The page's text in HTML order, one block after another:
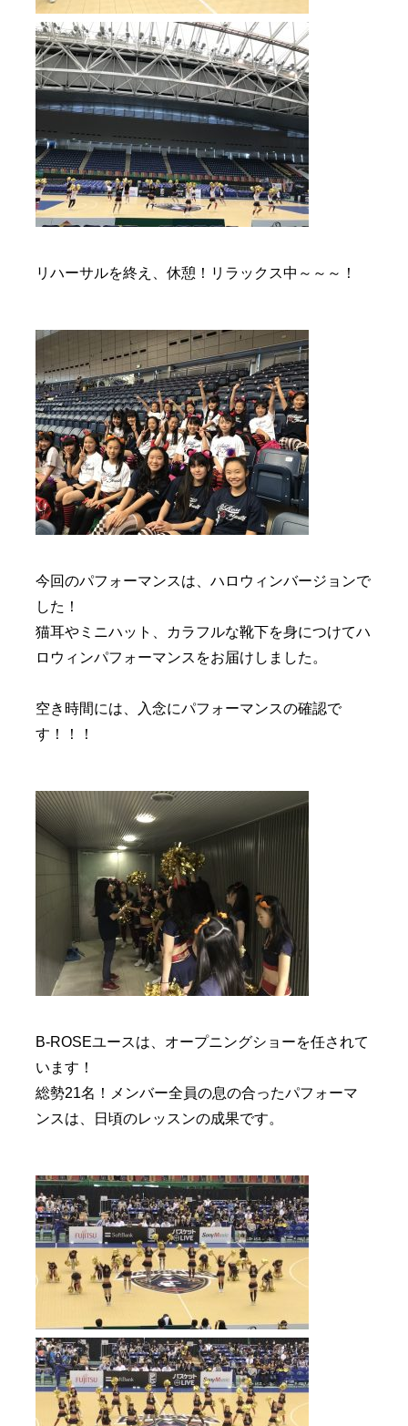
リハーサルを終え、休憩！リラックス中～～～！
今回のパフォーマンスは、ハロウィンバージョンで
した！
猫耳やミニハット、カラフルな靴下を身につけてハ
ロウィンパフォーマンスをお届けしました。
空き時間には、入念にパフォーマンスの確認で
す！！！
B-ROSEユースは、オープニングショーを任されて
います！
総勢21名！メンバー全員の息の合ったパフォーマ
ンスは、日頃のレッスンの成果です。